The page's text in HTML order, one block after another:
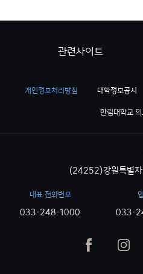
개인정보처리방침 대학정보공시
한림대학교 의
관련사이트
(24252)강원특별자
대표 전화번호
033-248-1000 033-